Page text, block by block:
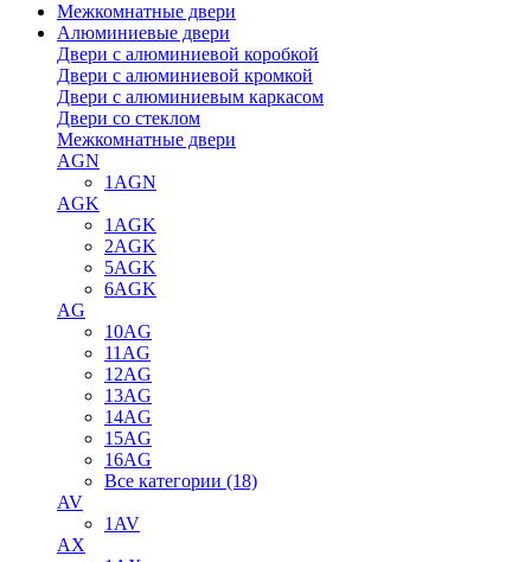
Межкомнатные двери
Алюминиевые двери
Двери с алюминиевой коробкой
Двери с алюминиевой кромкой
Двери с алюминиевым каркасом
Двери со стеклом
Межкомнатные двери
AGN
1AGN
AGK
1AGK
2AGK
5AGK
6AGK
AG
10AG
11AG
12AG
13AG
14AG
15AG
16AG
Все категории (18)
AV
1AV
AX